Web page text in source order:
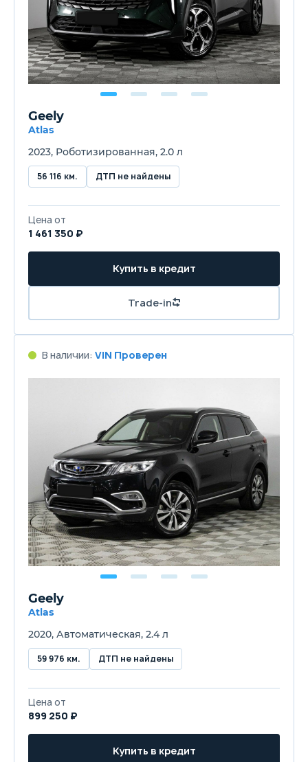
Geely
Atlas
2023, Роботизированная, 2.0 л
56 116 км. ДТП не найдены
Цена от
1 461 350 ₽
Купить в кредит
Trade-in
В наличии: VIN Проверен
Geely
Atlas
2020, Автоматическая, 2.4 л
59 976 км. ДТП не найдены
Цена от
899 250 ₽
Купить в кредит